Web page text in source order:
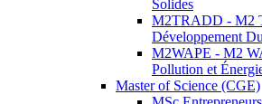
Solides
M2TRADD - M2
Développement
M2WAPE - M2
Pollution et
Master of Science (CGE)